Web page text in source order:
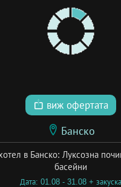
виж офертата
Банско
в Банско: Луксозна
басейни
Дата: 01.08 - 31.08 + закуска